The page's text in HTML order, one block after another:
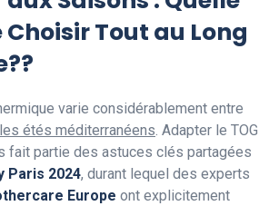
Tout au Long
varie considérablement entre
les étés méditerranéens. Adapter le TOG
fait partie des astuces clés partagées
Paris 2024, durant lequel des experts
Europe ont explicitement